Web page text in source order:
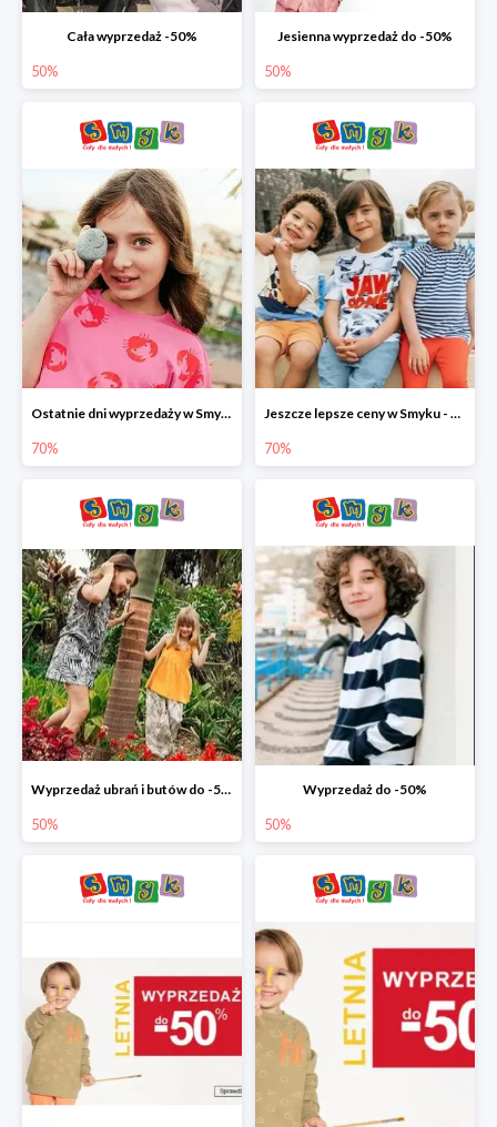
Cała wyprzedaż -50%
50%
Jesienna wyprzedaż do -50%
50%
Ostatnie dni wyprzedaży w Smyku - ubrania i buty do -70%
70%
Jeszcze lepsze ceny w Smyku - ubrania i buty do -70%
70%
Wyprzedaż ubrań i butów do -50%
50%
Wyprzedaż do -50%
50%